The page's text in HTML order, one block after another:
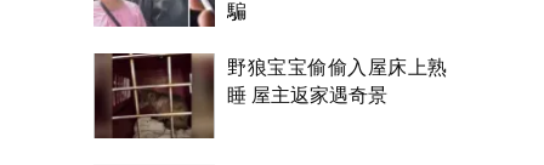
騙
野狼宝宝偷偷入屋床上熟
睡 屋主返家遇奇景